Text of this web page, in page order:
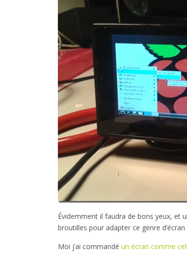
Évidemment il faudra de bons yeux, et
broutilles pour adapter ce genre
Moi j’ai commandé un écran comme